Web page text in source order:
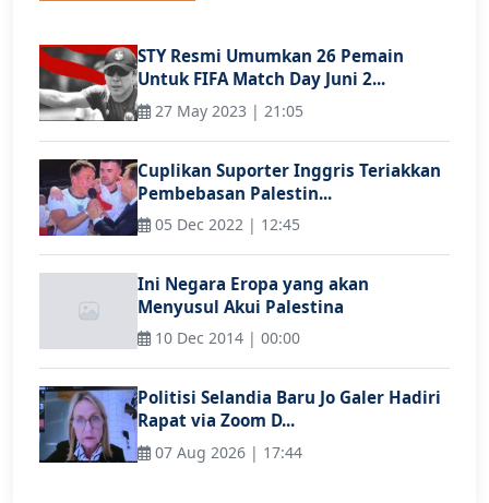
STY Resmi Umumkan 26 Pemain
Untuk FIFA Match Day Juni 2...
27 May 2023 | 21:05
Cuplikan Suporter Inggris Teriakkan
Pembebasan Palestin...
05 Dec 2022 | 12:45
Ini Negara Eropa yang akan
Menyusul Akui Palestina
10 Dec 2014 | 00:00
Politisi Selandia Baru Jo Galer Hadiri
Rapat via Zoom D...
07 Aug 2026 | 17:44